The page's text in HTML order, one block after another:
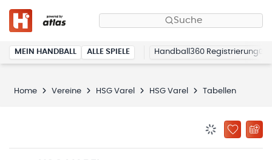
Suche
MEIN HANDBALL ALLE SPIELE Handball360 Registrierung
Home Vereine HSG Varel HSG Varel Tabellen
ZU